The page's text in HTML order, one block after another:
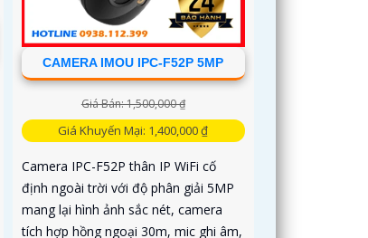
CAMERA IMOU IPC-F52P 5MP
Giá Bán: 1,500,000 ₫
Giá Khuyến Mại: 1,400,000 ₫
Camera IPC-F52P thân IP WiFi cố
định ngoài trời với độ phân giải 5MP
mang lại hình ảnh sắc nét, camera
tích hợp hồng ngoại 30m, mic ghi âm,